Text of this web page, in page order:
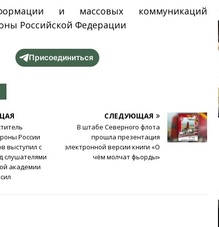
и массовых коммуникаций
Российской Федерации
Присоединиться
России
выступил с
слушателями
академии
СЛЕДУЮЩАЯ
В штабе Северного флота
прошла презентация
электронной версии книги «О
чём молчат фьорды»